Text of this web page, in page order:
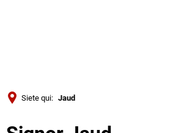
Siete qui: Jaud